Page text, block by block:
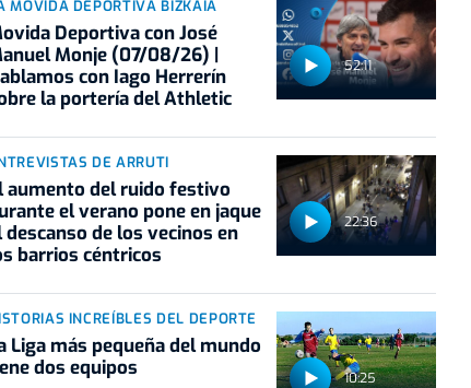
52:11
MOVIDA DEPORTIVA BIZKAIA
Deportiva con José
Monje (07/08/26) |
con Iago Herrerín
la portería del Athletic
22:36
DE ARRUTI
aumento del ruido festivo
el verano pone en jaque
descanso de los vecinos en
barrios céntricos
10:25
INCREÍBLES DEL DEPORTE
Liga más pequeña del mundo
dos equipos